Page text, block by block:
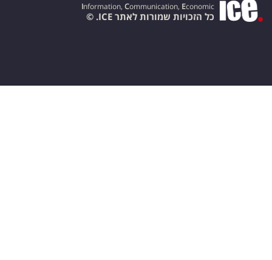
Information, Communication, Economic
כל הזכויות שמורות לאתר ICE. ©